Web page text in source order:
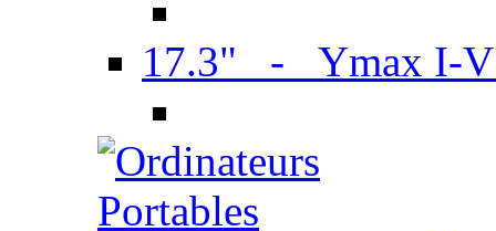
17.3" - Ymax I-